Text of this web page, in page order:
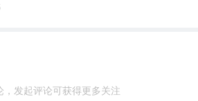
，发起评论可获得更多关注